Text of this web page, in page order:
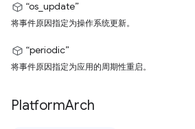
“os_update”
将事件原因指定为操作系统更新。
“periodic”
将事件原因指定为应用的周期性重启。
PlatformArch